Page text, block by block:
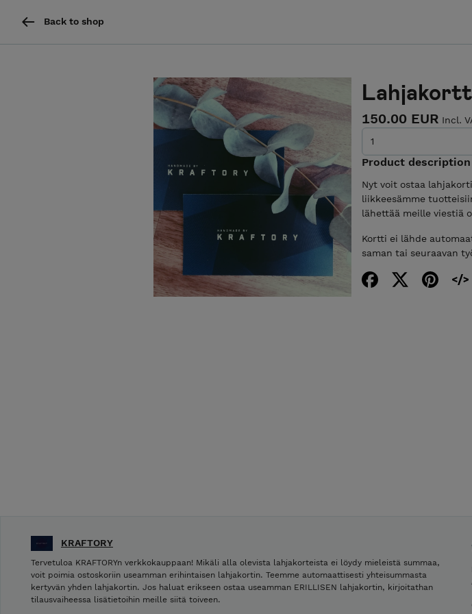
Back to shop
150.00 EUR Incl.
Product description
Nyt voit ostaa
liikkeesämme
lähettää meille viestiä
Kortti ei lähde
saman tai seuraavan
KRAFTORY
Tervetuloa KRAFTORYn verkkokauppaan! Mikäli alla olevista lahjakorteista ei löydy mieleistä summaa,
voit poimia ostoskoriin useamman erihintaisen lahjakortin. Teemme automaattisesti yhteisummasta
kertyvän yhden lahjakortin. Jos haluat erikseen ostaa useamman ERILLISEN lahjakortin, kirjoitathan
tilausvaiheessa lisätietoihin meille siitä toiveen.